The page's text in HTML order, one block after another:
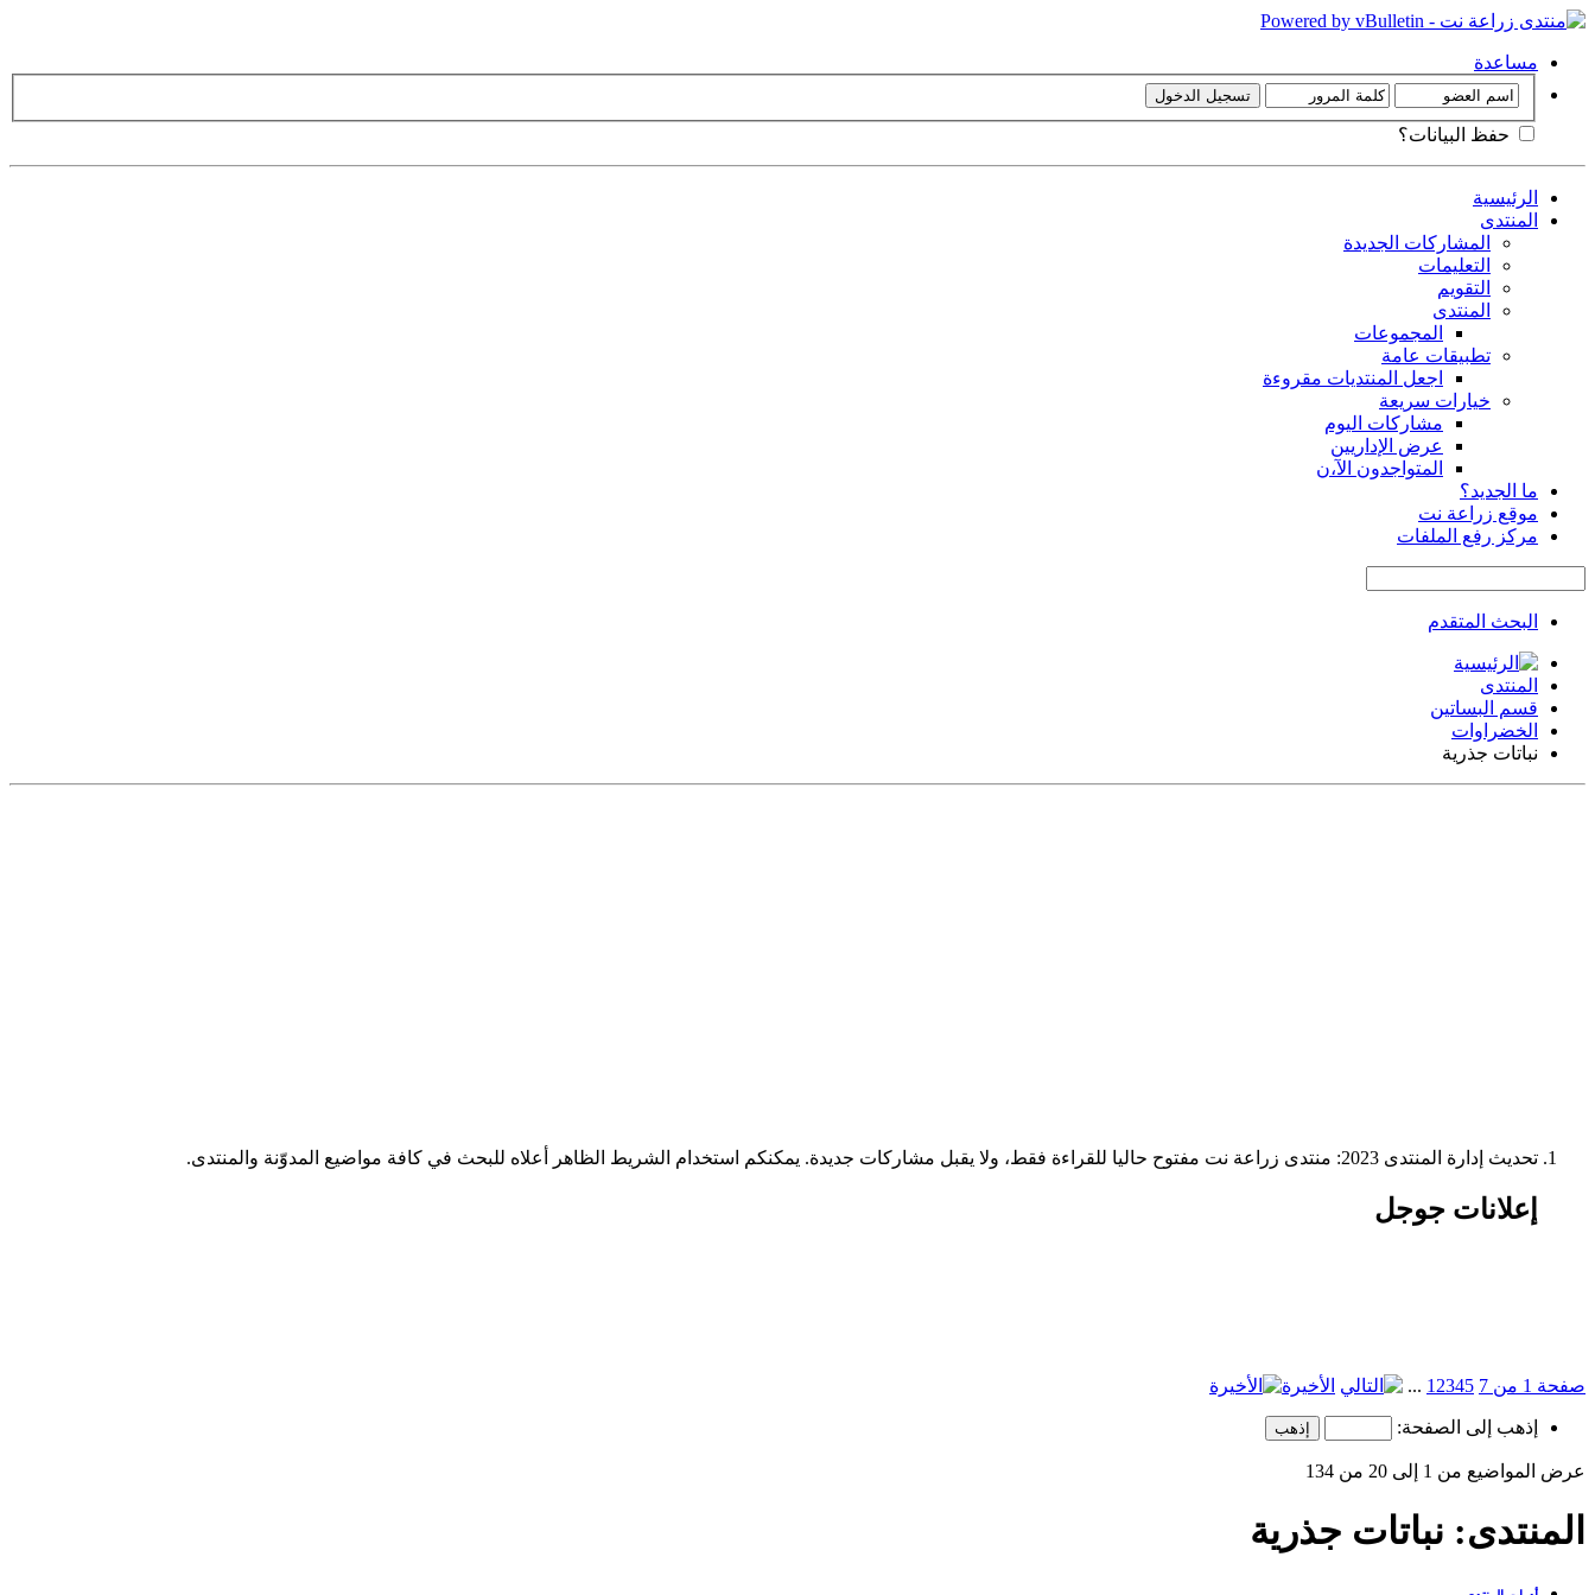
مساعدة
حفظ البيانات؟
الرئيسية
المنتدى
المشاركات الجديدة
التعليمات
التقويم
المنتدى
المجموعات
تطبيقات عامة
اجعل المنتديات مقروءة
خيارات سريعة
مشاركات اليوم
عرض الإداريين
المتواجدون الآ،ن
ما الجديد؟
موقع زراعة نت
مركز رفع الملفات
البحث المتقدم
المنتدى
قسم البساتين
الخضراوات
نباتات جذرية
تحديث إدارة المنتدى 2023: منتدى زراعة نت مفتوح حاليا للقراءة فقط، ولا يقبل مشاركات جديدة. يمكنكم استخدام الشريط الظاهر أعلاه للبحث في كافة مواضيع المدوّنة والمنتدى.
إعلانات جوجل
صفحة 1 من 7 12345
... الأخيرة
إذهب إلى الصفحة:
عرض المواضيع من 1 إلى 20 من 134
المنتدى: نباتات جذرية